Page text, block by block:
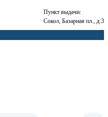
Пункт выдачи:
Сокол, Базарная пл., д.3